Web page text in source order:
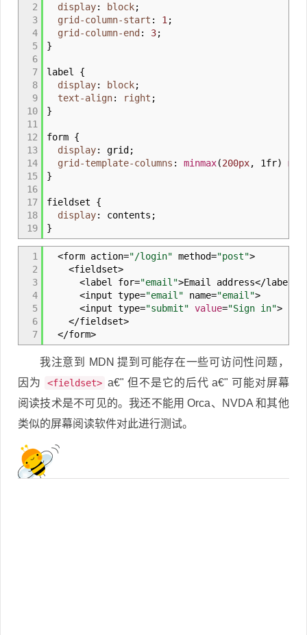
2
3
4
5
6
7
8
9
10
11
12
13
14
15
16
17
18
19
display: block;
grid-column-start : 1 ;
grid-column-end : 3;
}
label {
display: block;
text-align: right ;
}
form {
display: grid ;
grid-template-columns : minmax(200px, 1fr)
}
fieldset {
display: contents ;
}
1
2
3
4
5
6
7
<form action="/login" method="post">
<fieldset>
<label for="email">Email address</label
<input type="email" name="email">
<input type="submit" value="Sign in">
</fieldset>
</form>
我注意到 MDN 提到可能存在一些可访问性问题，
因为
<fieldset> a€" 但不是它的后代 a€" 可能对屏幕
阅读技术是不可见的。我还不能用 Orca、NVDA 和其他
类似的屏幕阅读软件对此进行测试。